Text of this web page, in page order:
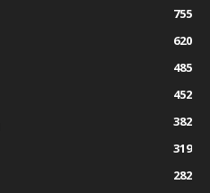
755
620
485
452
382
319
282